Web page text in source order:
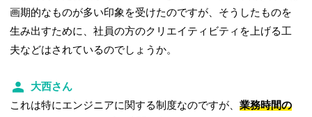
画期的なものが多い印象を受けたのですが、そうしたものを
生み出すために、社員の方のクリエイティビティを上げる工
夫などはされているのでしょうか。
大西さん
これは特にエンジニアに関する制度なのですが、業務時間の